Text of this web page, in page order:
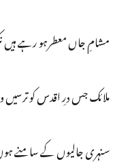
مشامِ جاں معطرہو رہے ہیں
ملائک جس درِ اقدس کو ترسیں
سنہری جالیوں کے سامنے